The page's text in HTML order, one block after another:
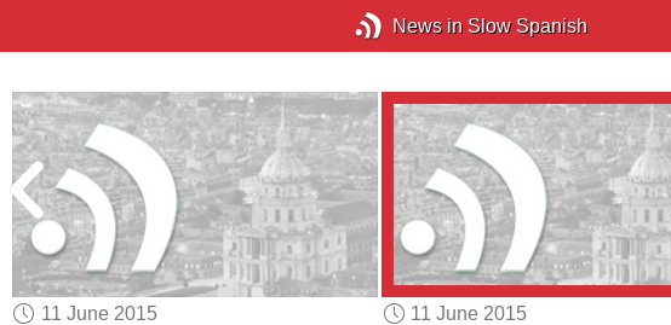
News in Slow Spanish
11 June 2015
11 June 2015